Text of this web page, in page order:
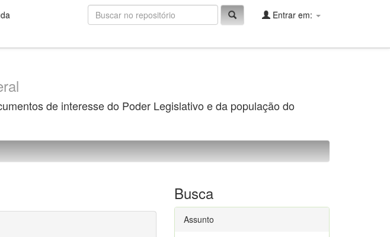
Entrar em:
de interesse do Poder Legislativo e da população do
Busca
Assunto